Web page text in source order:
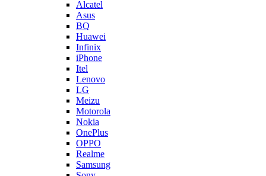
Alcatel
Asus
BQ
Huawei
Infinix
iPhone
Itel
Lenovo
LG
Meizu
Motorola
Nokia
OnePlus
OPPO
Realme
Samsung